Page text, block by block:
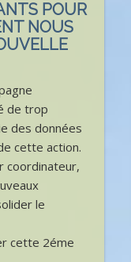
POUR
NOUS
de trop
des données
cette action.
coordinateur,
le
cette 2éme